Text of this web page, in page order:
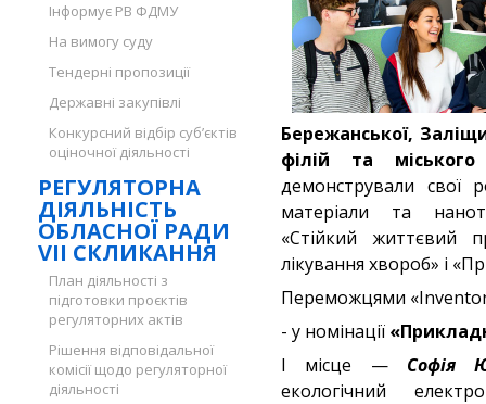
Інформує РВ ФДМУ
На вимогу суду
Тендерні пропозиції
Державні закупівлі
Конкурсний відбір суб’єктів
оціночної діяльності
РЕГУЛЯТОРНА
ДІЯЛЬНІСТЬ
ОБЛАСНОЇ РАДИ
VII СКЛИКАННЯ
План діяльності з
підготовки проєктів
регуляторних актів
Рішення відповідальної
комісії щодо регуляторної
діяльності
Бережанської,
філій та міського
демонстрували свої
матеріали та
«Стійкий життєвий
лікування хвороб» і
Переможцями
- у номінації
I місце — Софія
екологічний